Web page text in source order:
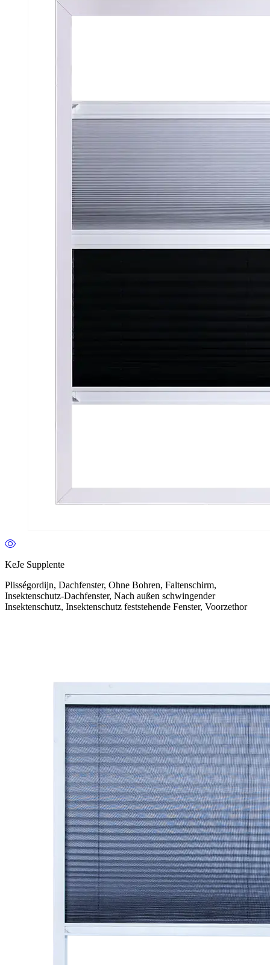
KeJe Supplente
Plisségordijn, Dachfenster, Ohne Bohren, Faltenschirm,
Insektenschutz-Dachfenster, Nach außen schwingender
Insektenschutz, Insektenschutz feststehende Fenster, Voorzethor